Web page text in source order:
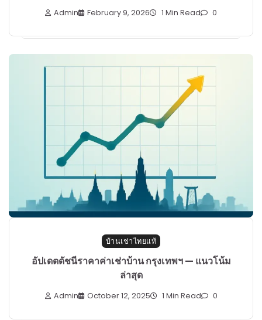
Admin February 9, 2026 1 Min Read 0
บ้านเช่าไทยแท้
อัปเดตดัชนีราคาค่าเช่าบ้าน กรุงเทพฯ — แนวโน้ม
ล่าสุด
Admin October 12, 2025 1 Min Read 0